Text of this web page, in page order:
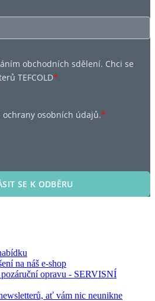
obchodních sdělení. Chci se
TEFCOLD*
ochrany osobních údajů.*
SE K ODBĚRU
na náš e-shop
opravu - SERVISNÍ
ať vám nic neunikne